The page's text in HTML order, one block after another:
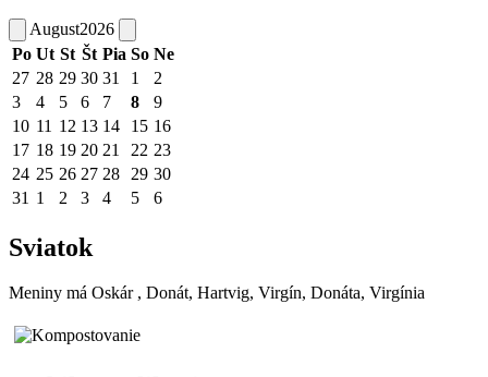
August2026
Po Ut St Št Pia So Ne
27 28 29 30 31 1
2
3
4 5 6 7 8
9
10 11 12 13 14 15 16
17 18 19 20 21 22 23
24 25 26 27 28 29 30
31 1 2 3 4 5 6
Sviatok
Meniny má Oskár , Donát, Hartvig, Virgín, Donáta, Virgínia